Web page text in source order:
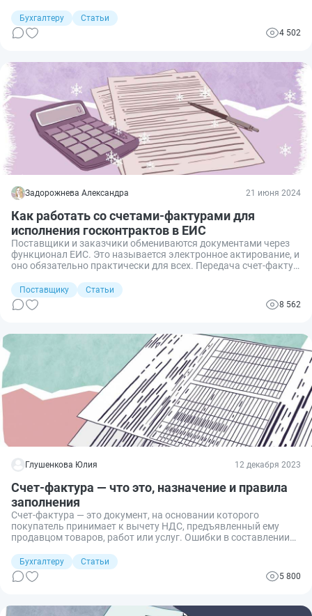
документами и точно знаю, для каких целей каждый из них
используется.
Бухгалтеру
Статьи
4 502
Задорожнева Александра 21 июня 2024
Как работать со счетами-фактурами для
исполнения госконтрактов в ЕИС
Поставщики и заказчики обмениваются документами через
функционал ЕИС. Это называется электронное актирование, и
оно обязательно практически для всех. Передача счет-фактур
Поставщику
Статьи
8 562
Глушенкова Юлия 12 декабря 2023
Счет-фактура — что это, назначение и правила
заполнения
Счет-фактура — это документ, на основании которого
покупатель принимает к вычету НДС, предъявленный ему
продавцом товаров, работ или услуг. Ошибки в составлении
как правильно заполнить документ, и показываем образец
заполнения.
Бухгалтеру
Статьи
5 800